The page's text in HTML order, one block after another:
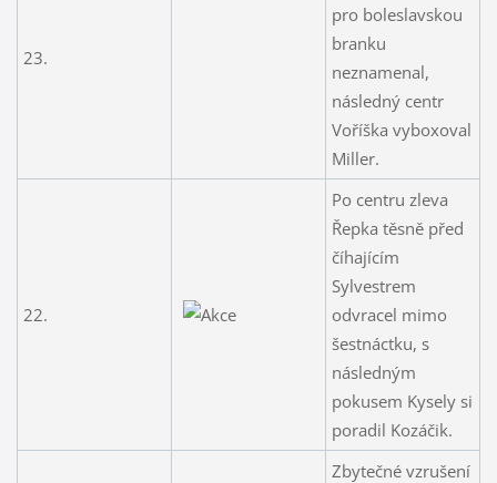
23.
pro boleslavskou
branku
neznamenal,
následný centr
Voříška vyboxoval
Miller.
22.
Po centru zleva
Řepka těsně před
číhajícím
Sylvestrem
odvracel mimo
šestnáctku, s
následným
pokusem Kysely si
poradil Kozáčik.
Zbytečné vzrušení